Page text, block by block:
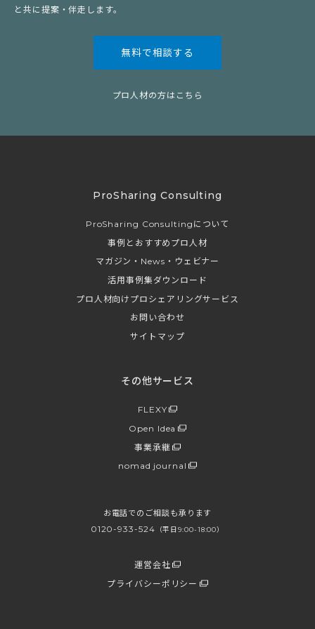
と共に提案・伴走します。
無料で相談する
プロ人材の方はこちら
ProSharing Consulting
ProSharing Consultingについて
事例とおすすめプロ人材
マガジン・News・ウェビナー
活用事例集ダウンロード
プロ人材向けプロシェアリングサービス
お問い合わせ
サイトマップ
その他サービス
FLEXY
Open Idea
事業承継
nomad journal
お電話でのご相談も承ります
0120-933-524 （平日9:00-18:00）
運営会社
プライバシーポリシー